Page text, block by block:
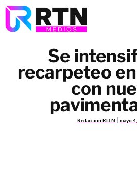
Se
recarpeteo
con
Redaccion RLTN mayo